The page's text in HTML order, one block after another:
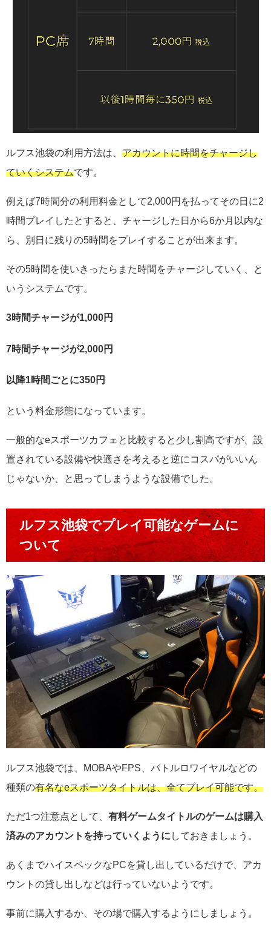
ルフス池袋の利用方法は、 アカウントに時間をチャージし
ていくシステムです。
例えば7時間分の利用料金として2,000円を払ってその日に2
時間プレイしたとすると、チャージした日から6か月以内な
ら、別日に残りの5時間をプレイすることが出来ます。
その5時間を使いきったらまた時間をチャージしていく、と
いうシステムです。
3時間チャージが1,000円
7時間チャージが2,000円
以降1時間ごとに350円
という料金形態になっています。
一般的なeスポーツカフェと比較すると少し割高ですが、設
置されている設備や快適さを考えると逆にコスパがいいん
じゃないか、と思ってしまうような設備でした。
ルフス池袋でプレイ可能なゲームに
ついて
ルフス池袋では、MOBAやFPS、バトルロワイヤルなどの
種類の有名なeスポーツタイトルは、全てプレイ可能です。
ただ1つ注意点として、 有料ゲームタイトルのゲームは購入
済みのアカウントを持っていくように しておきましょう。
あくまでハイスペックなPCを貸し出しているだけで、アカ
ウントの貸し出しなどは行っていないようです。
事前に購入するか、その場で購入するようにしましょう。